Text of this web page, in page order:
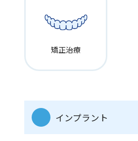
矯正治療
インプラント